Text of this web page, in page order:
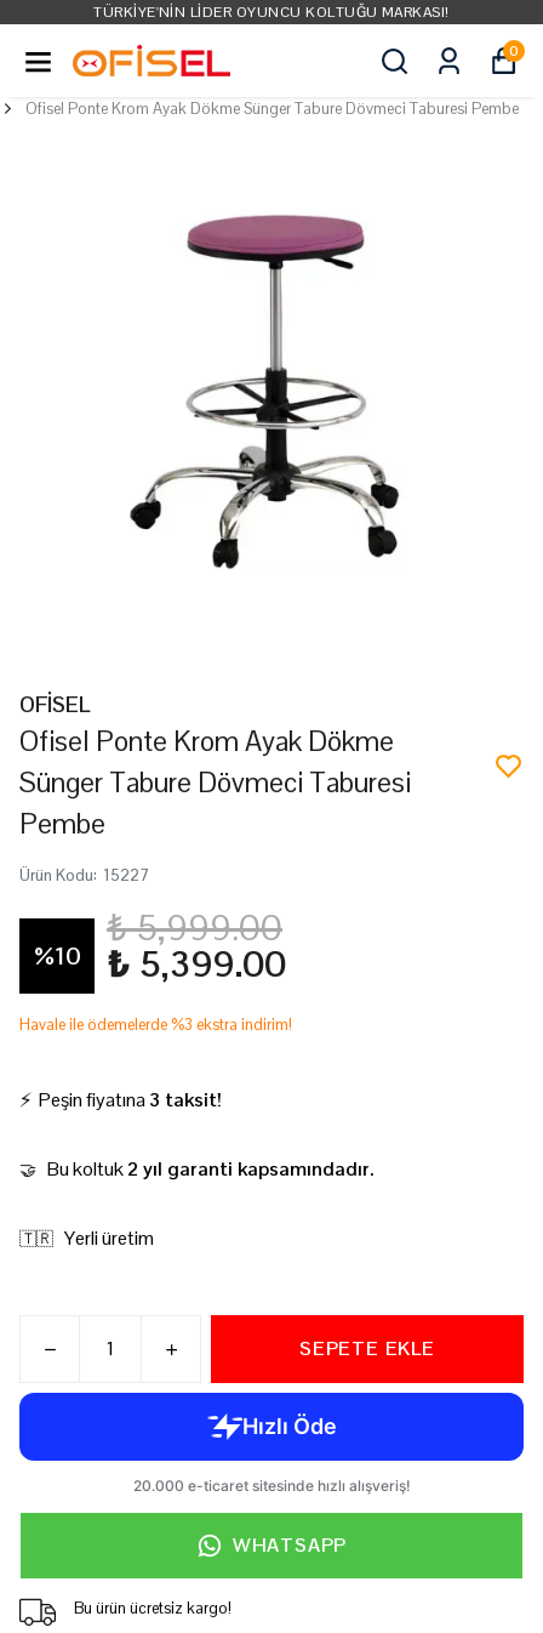
TÜRKIYE'NIN LIDER OYUNCU KOLTUĞU MARKASI!
0
Ofisel Ponte Krom Ayak Dökme Sünger Tabure Dövmeci Taburesi Pembe
OFİSEL
Ofisel Ponte Krom Ayak Dökme
Sünger Tabure Dövmeci Taburesi
Pembe
Ürün Kodu: 15227
%10
₺ 5,999.00
₺ 5,399.00
Havale ile ödemelerde %3 ekstra indirim!
⚡ Peşin fiyatına 3 taksit!
🤝 Bu koltuk2 yıl garanti kapsamındadır.
🇹🇷 Yerli üretim
SEPETE EKLE
WHATSAPP
Bu ürün ücretsiz kargo!